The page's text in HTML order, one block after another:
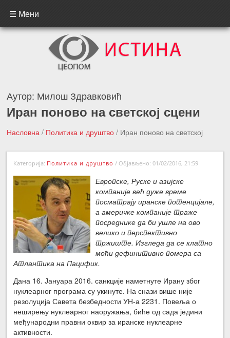
☰ Мени
Аутор: Милош Здравковић
Иран поново на светској сцени
Насловна / Политика и друштво / Иран поново на светској
сцени
←Претходна вест
Следећа вест →
Категорија: Политика и друштво / Објављено: 01/02/2016, 21:59
Европске, Руске и азијске
компаније већ дуже време
посматрају иранске потенцијале,
а америчке компаније траже
посреднике да би ушле на ово
велико и перспективно
тржиште. Изгледа да се клатно
моћи дефинитивно помера са
Атлантика на Пацифик.
Дана 16. Јануара 2016. санкције наметнуте Ирану због
нуклеарног програма су укинуте. На снази више није
резолуција Савета безбедности УН-а 2231. Повеља о
неширењу нуклеарног наоружања, биће од сада једини
међународни правни оквир за иранске нуклеарне
активности.